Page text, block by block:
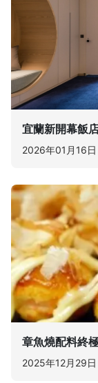
宜蘭新開幕飯
2026年01月16日
章魚燒配料終
2025年12月29日